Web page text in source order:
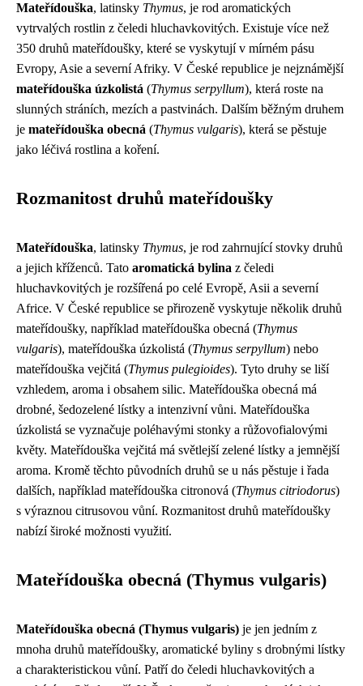
Mateřídouška, latinsky Thymus, je rod aromatických
vytrvalých rostlin z čeledi hluchavkovitých. Existuje více než
350 druhů mateřídoušky, které se vyskytují v mírném pásu
Evropy, Asie a severní Afriky. V České republice je nejznámější
mateřídouška úzkolistá (Thymus serpyllum), která roste na
slunných stráních, mezích a pastvinách. Dalším běžným druhem
je mateřídouška obecná (Thymus vulgaris), která se pěstuje
jako léčivá rostlina a koření.
Rozmanitost druhů mateřídoušky
Mateřídouška, latinsky Thymus, je rod zahrnující stovky druhů
a jejich kříženců. Tato aromatická bylina z čeledi
hluchavkovitých je rozšířená po celé Evropě, Asii a severní
Africe. V České republice se přirozeně vyskytuje několik druhů
mateřídoušky, například mateřídouška obecná (Thymus
vulgaris), mateřídouška úzkolistá (Thymus serpyllum) nebo
mateřídouška vejčitá (Thymus pulegioides). Tyto druhy se liší
vzhledem, aroma i obsahem silic. Mateřídouška obecná má
drobné, šedozelené lístky a intenzivní vůni. Mateřídouška
úzkolistá se vyznačuje poléhavými stonky a růžovofialovými
květy. Mateřídouška vejčitá má světlejší zelené lístky a jemnější
aroma. Kromě těchto původních druhů se u nás pěstuje i řada
dalších, například mateřídouška citronová (Thymus citriodorus)
s výraznou citrusovou vůní. Rozmanitost druhů mateřídoušky
nabízí široké možnosti využití.
Mateřídouška obecná (Thymus vulgaris)
Mateřídouška obecná (Thymus vulgaris) je jen jedním z
mnoha druhů mateřídoušky, aromatické byliny s drobnými lístky
a charakteristickou vůní. Patří do čeledi hluchavkovitých a